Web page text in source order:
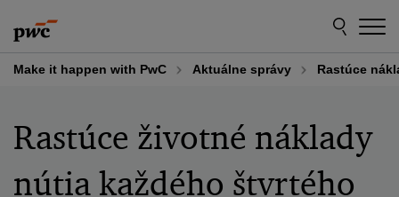
to
content
to
footer
Make it happen with PwC Aktuálne správy Rastúce
Rastúce životné náklady
nútia každého štvrtého